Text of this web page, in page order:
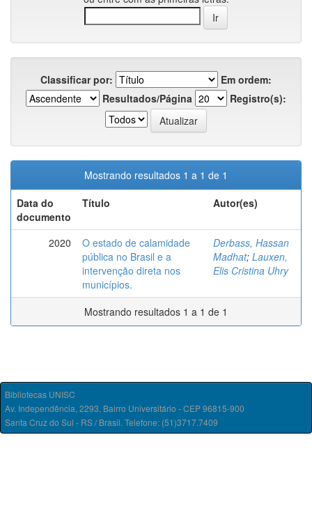
Classificar por:
Em ordem:
Resultados/Página
Registro(s):
Mostrando resultados 1 a 1 de 1
Data do
documento
Título Autor(es)
2020
O estado de calamidade
pública no Brasil e a
intervenção direta nos
municípios.
Derbass, Hassan
Madhat; Lauxen,
Elis Cristina Uhry
Mostrando resultados 1 a 1 de 1
Bibliotecas UNISC
Av. Independência, 2293, Bairro Universitário - CEP 96815-900
Santa Cruz do Sul - RS / Brasil. Telefone: (51)3717.7409